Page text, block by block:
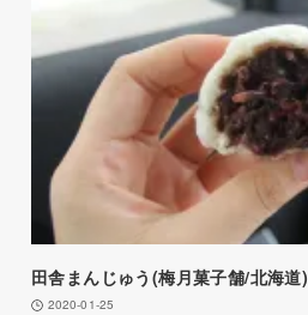
田舎まんじゅう(梅月菓子舗/北海道)
2020-01-25